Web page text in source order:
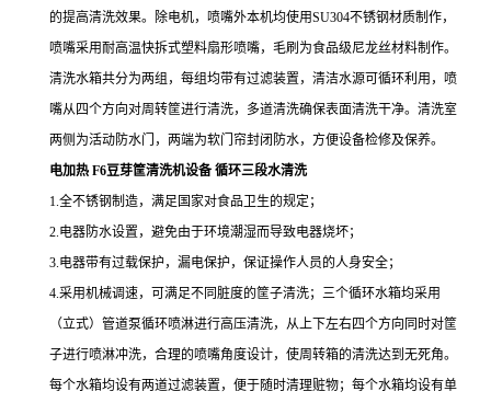
的提高清洗效果。除电机，喷嘴外本机均使用SU304不锈钢材质制作，
喷嘴采用耐高温快拆式塑料扇形喷嘴，毛刷为食品级尼龙丝材料制作。
清洗水箱共分为两组，每组均带有过滤装置，清洁水源可循环利用，喷
嘴从四个方向对周转筐进行清洗，多道清洗确保表面清洗干净。清洗室
两侧为活动防水门，两端为软门帘封闭防水，方便设备检修及保养。
电加热 F6豆芽筐清洗机设备 循环三段水清洗
1.全不锈钢制造，满足国家对食品卫生的规定；
2.电器防水设置，避免由于环境潮湿而导致电器烧坏；
3.电器带有过载保护，漏电保护，保证操作人员的人身安全；
4.采用机械调速，可满足不同脏度的筐子清洗； 三个循环水箱均采用
（立式）管道泵循环喷淋进行高压清洗，从上下左右四个方向同时对筐
子进行喷淋冲洗，合理的喷嘴角度设计，使周转箱的清洗达到无死角。
每个水箱均设有两道过滤装置，便于随时清理赃物；每个水箱均设有单